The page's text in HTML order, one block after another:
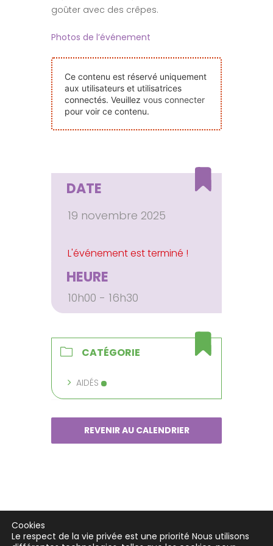
Nos Événements
Devenir Bénévole
Faire Un Don
Connexion-membre
goûter avec des crêpes.
Photos de l’événement
Ce contenu est réservé uniquement
aux utilisateurs et utilisatrices
connectés. Veuillez vous connecter
pour voir ce contenu.
DATE
19 novembre 2025
HEURE
10h00 - 16h30
CATÉGORIE
AIDÉS
REVENIR AU CALENDRIER
Cookies
Le respect de la vie privée est une priorité Nous utilisons